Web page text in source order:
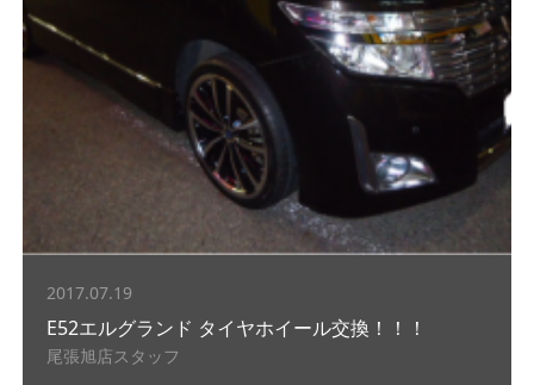
2017.07.19
E52エルグランド タイヤホイール交換！！！
尾張旭店スタッフ